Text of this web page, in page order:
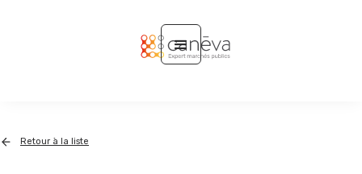
Retour à la liste